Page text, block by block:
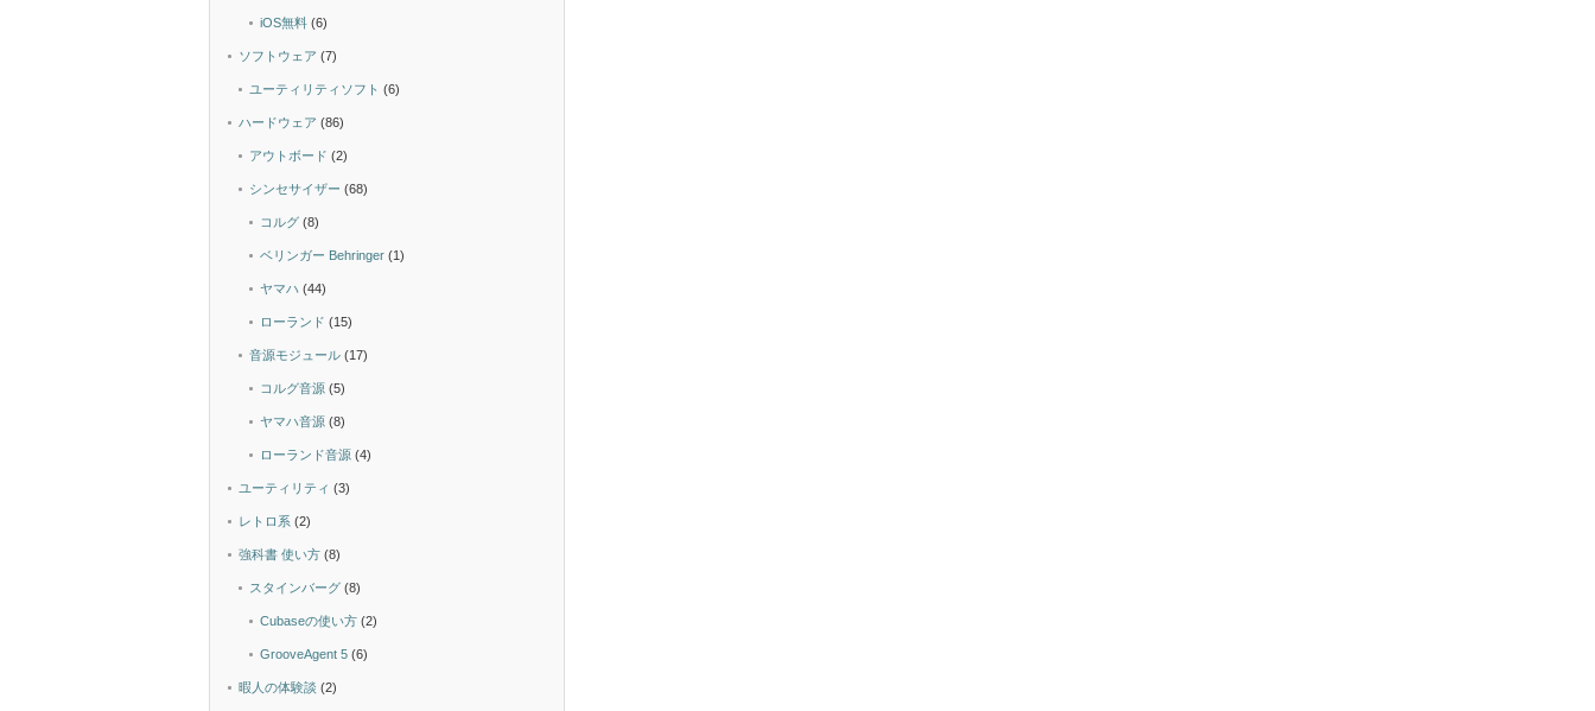
iOS無料 (6)
ソフトウェア (7)
ユーティリティソフト (6)
ハードウェア (86)
アウトボード (2)
シンセサイザー (68)
コルグ (8)
ベリンガー Behringer (1)
ヤマハ (44)
ローランド (15)
音源モジュール (17)
コルグ音源 (5)
ヤマハ音源 (8)
ローランド音源 (4)
ユーティリティ (3)
レトロ系 (2)
強科書 使い方 (8)
スタインバーグ (8)
Cubaseの使い方 (2)
GrooveAgent 5 (6)
暇人の体験談 (2)